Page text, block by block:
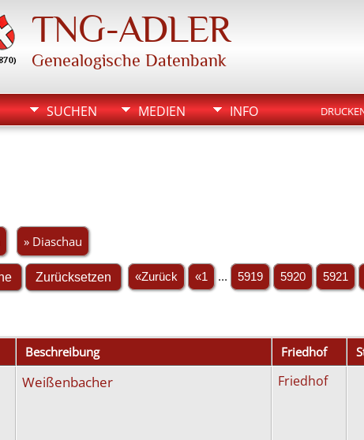
TNG-ADLER
Genealogische Datenbank
SUCHEN MEDIEN INFO
» Diaschau
«Zurück «1 ... 5919 5920 5921
Beschreibung Friedhof
Weißenbacher Friedhof